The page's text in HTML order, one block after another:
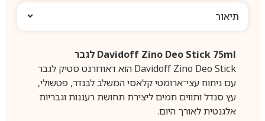
תיאור
Davidoff Zino Deo Stick 75ml לגבר
Davidoff Zino Deo Stick הוא דאודורנט סטיק לגבר
עם ניחוח עצי־ארומטי קלאסי המשלב לבנדר, פטשולי,
עץ סנדל ותווים חמים ליצירת תחושת רעננות וגבריות
אלגנטית לאורך היום.